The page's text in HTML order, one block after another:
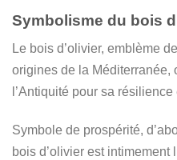
Symbolisme du bois
Le bois d’olivier, emblème
origines de la Méditerranée,
l’Antiquité pour sa
Symbole de prospérité,
bois d’olivier est